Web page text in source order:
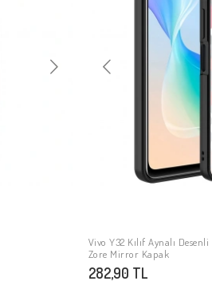
Vivo Y32 Kılıf Aynalı
Zore Mirror Kapak
282,90 TL